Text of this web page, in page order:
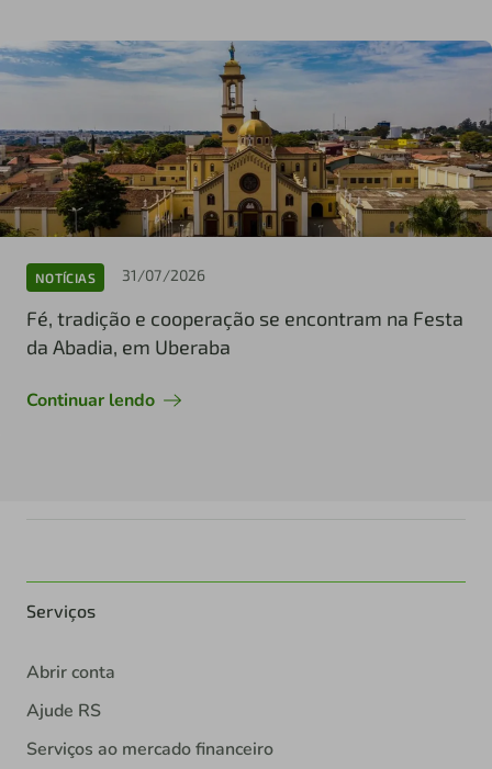
NOTÍCIAS 31/07/2026
Fé, tradição e cooperação se encontram na Festa
da Abadia, em Uberaba
Continuar lendo
Serviços
Abrir conta
Ajude RS
Serviços ao mercado financeiro